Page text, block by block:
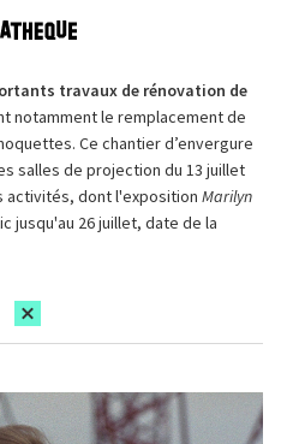
travaux de rénovation de
notamment le remplacement de
Ce chantier d’envergure
salles de projection du 13 juillet
activités, dont l'exposition Marilyn
jusqu'au 26 juillet, date de la